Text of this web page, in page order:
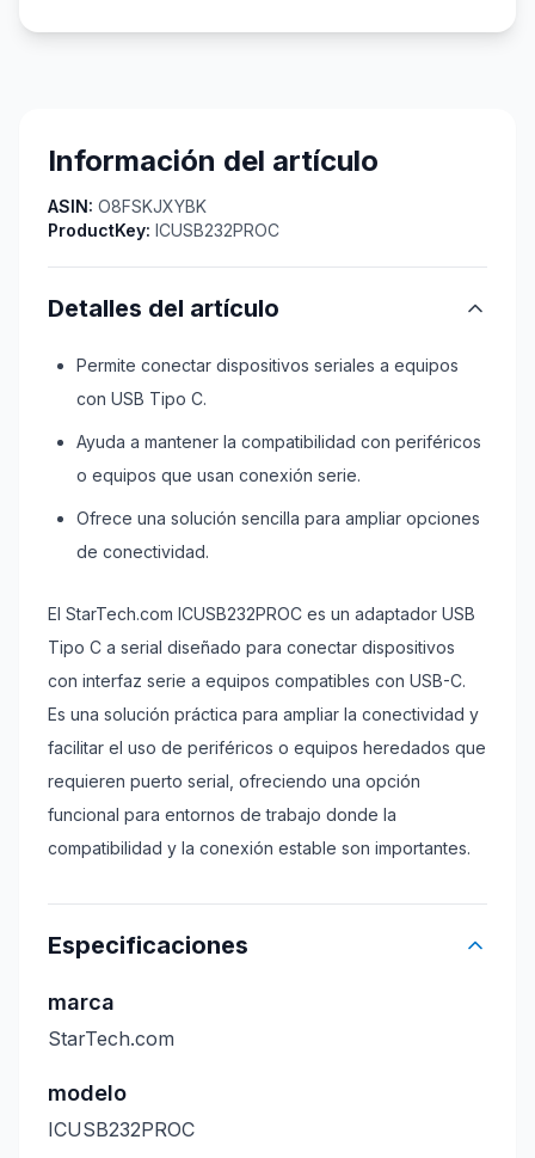
Información del artículo
ASIN: O8FSKJXYBK
ProductKey: ICUSB232PROC
Detalles del artículo
Permite conectar dispositivos seriales a equipos
con USB Tipo C.
Ayuda a mantener la compatibilidad con periféricos
o equipos que usan conexión serie.
Ofrece una solución sencilla para ampliar opciones
de conectividad.
El StarTech.com ICUSB232PROC es un adaptador USB
Tipo C a serial diseñado para conectar dispositivos
con interfaz serie a equipos compatibles con USB-C.
Es una solución práctica para ampliar la conectividad y
facilitar el uso de periféricos o equipos heredados que
requieren puerto serial, ofreciendo una opción
funcional para entornos de trabajo donde la
compatibilidad y la conexión estable son importantes.
Especificaciones
marca
StarTech.com
modelo
ICUSB232PROC